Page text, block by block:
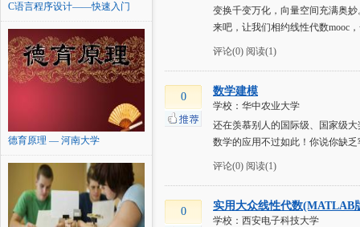
C语言程序设计——快速入门
与...
德育原理 — 河南大学
变换千变万化，向量空间充满奥妙
来吧，让我们相约线性代数mooc
评论(0) 阅读(1)
0 数学建模
学校：华中农业大学
还在羡慕别人的国际级、国家级
数学的应用不过如此！你说你缺
评论(0) 阅读(1)
0 实用大众线性代数(MATLAB
学校：西安电子科技大学